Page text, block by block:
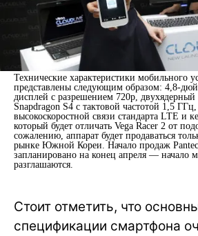
Технические характеристики мобильного
представлены следующим образом: 4,8-
дисплей с разрешением 720р,
Snapdragon S4 с тактовой частотой 1,5
высокоскоростной связи стандарта LTE и
который будет отличать Vega Racer 2 от
сожалению, аппарат будет продаваться
рынке Южной Кореи. Начало продаж
запланировано на конец апреля — начало
разглашаются.
Стоит отметить, что
спецификации смартфона